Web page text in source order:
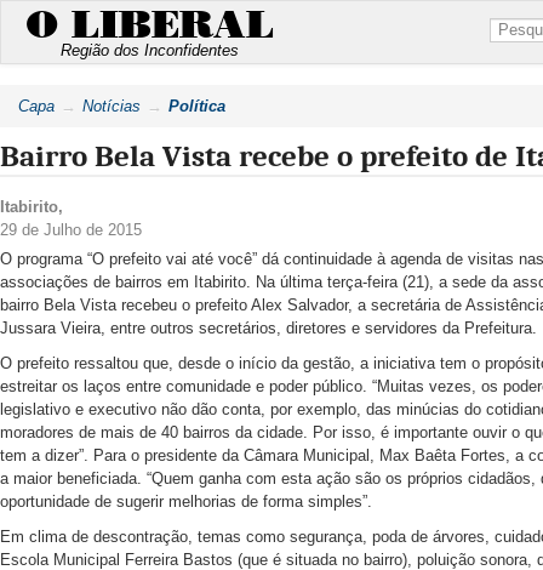
O LIBERAL
Região dos Inconfidentes
Capa Notícias Política
Bairro Bela Vista recebe o prefeito de
Itabirito,
29 de Julho de 2015
O programa “O prefeito vai até você” dá continuidade à agenda de visitas nas
associações de bairros em Itabirito. Na última terça-feira (21), a sede da
bairro Bela Vista recebeu o prefeito Alex Salvador, a secretária de
Jussara Vieira, entre outros secretários, diretores e servidores da Prefeitura.
O prefeito ressaltou que, desde o início da gestão, a iniciativa tem o
estreitar os laços entre comunidade e poder público. “Muitas vezes, os
legislativo e executivo não dão conta, por exemplo, das minúcias do
moradores de mais de 40 bairros da cidade. Por isso, é importante ouvir o
tem a dizer”. Para o presidente da Câmara Municipal, Max Baêta Fortes, a
a maior beneficiada. “Quem ganha com esta ação são os próprios cidadãos,
oportunidade de sugerir melhorias de forma simples”.
Em clima de descontração, temas como segurança, poda de árvores,
Escola Municipal Ferreira Bastos (que é situada no bairro), poluição sonora,